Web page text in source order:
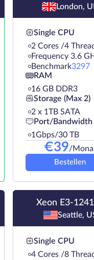
London,
Single CPU
2 Cores /4
Frequency 3.6
Benchmark3297
RAM
16 GB DDR3
Storage (Max 2)
2 х 1TB SATA
Port/Bandwidth
1Gbps/30 TB
€39/
Bestellen
Xeon E3-
Seattle,
Single CPU
4 Cores /8